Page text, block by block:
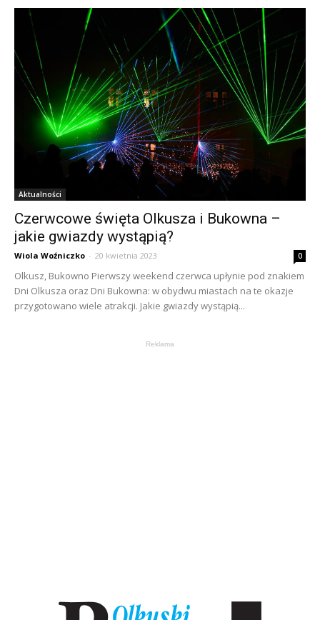
Aktualności
Czerwcowe święta Olkusza i Bukowna –
jakie gwiazdy wystąpią?
Wiola Woźniczko - 20 kwietnia 2023 0
Olkusz, Bukowno Pierwszy weekend czerwca upłynie pod znakiem
Dni Olkusza oraz Dni Bukowna: w obydwu miastach na te okazje
przygotowano wiele atrakcji. Jakie gwiazdy wystąpią...
Reklama